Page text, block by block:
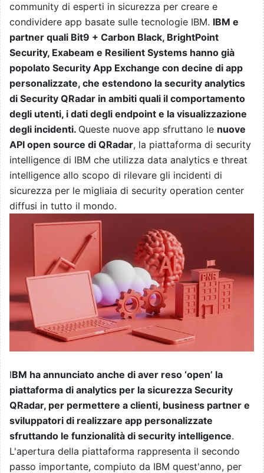
community di esperti in sicurezza per creare e
condividere app basate sulle tecnologie IBM. IBM e
partner quali Bit9 + Carbon Black, BrightPoint
Security, Exabeam e Resilient Systems hanno già
popolato Security App Exchange con decine di app
personalizzate, che estendono la security analytics
di Security QRadar in ambiti quali il comportamento
degli utenti, i dati degli endpoint e la visualizzazione
degli incidenti. Queste nuove app sfruttano le nuove
API open source di QRadar, la piattaforma di security
intelligence di IBM che utilizza data analytics e threat
intelligence allo scopo di rilevare gli incidenti di
sicurezza per le migliaia di security operation center
diffusi in tutto il mondo.
IBM ha annunciato anche di aver reso ‘open’ la
piattaforma di analytics per la sicurezza Security
QRadar, per permettere a clienti, business partner e
sviluppatori di realizzare app personalizzate
sfruttando le funzionalità di security intelligence.
L'apertura della piattaforma rappresenta il secondo
passo importante, compiuto da IBM quest'anno, per